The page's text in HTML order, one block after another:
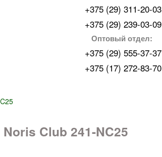
+375 (29) 311-20-03
+375 (29) 239-03-09
Оптовый отдел:
+375 (29) 555-37-37
+375 (17) 272-83-70
Club 241-NC25